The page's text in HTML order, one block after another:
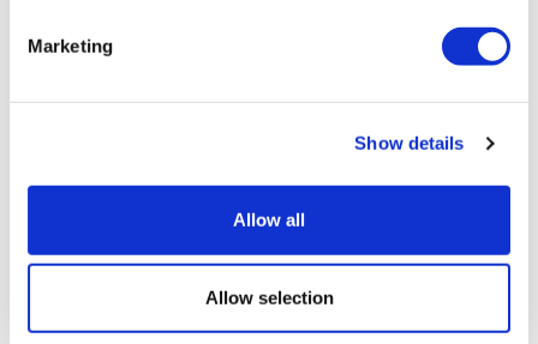
Marketing
Show details
Allow all
Allow selection
Torri di Alton
rivoluzionarie del mondo